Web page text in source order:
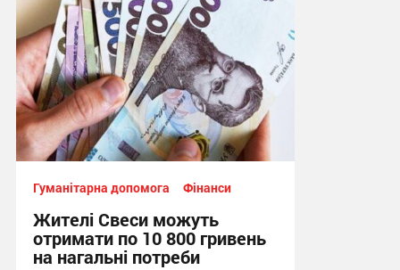
Гуманітарна допомога Фінанси
Жителі Свеси можуть
отримати по 10 800 гривень
на нагальні потреби